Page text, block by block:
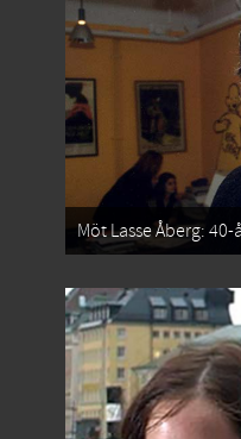
Möt Lasse Åberg: